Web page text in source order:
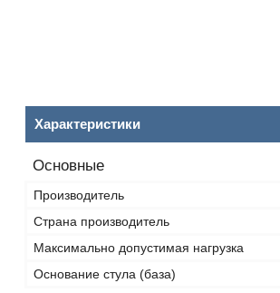
Характеристики
Основные
Производитель
Страна производитель
Максимально допустимая нагрузка
Основание стула (база)